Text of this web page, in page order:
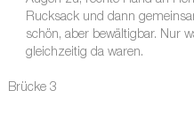
Rucksack und dann
schön, aber bewältigbar. Nur
gleichzeitig da waren.
Brücke 3